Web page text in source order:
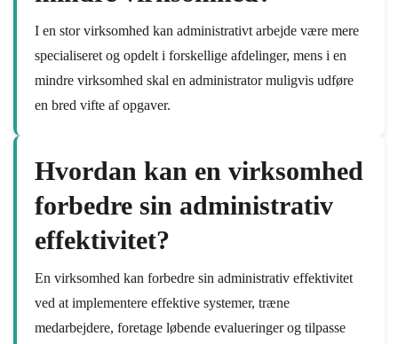
I en stor virksomhed kan administrativt arbejde være mere
specialiseret og opdelt i forskellige afdelinger, mens i en
mindre virksomhed skal en administrator muligvis udføre
en bred vifte af opgaver.
Hvordan kan en virksomhed
forbedre sin administrativ
effektivitet?
En virksomhed kan forbedre sin administrativ effektivitet
ved at implementere effektive systemer, træne
medarbejdere, foretage løbende evalueringer og tilpasse